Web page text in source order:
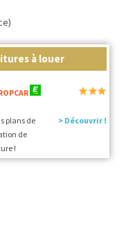
à louer
plans de
de
!
> Découvrir !